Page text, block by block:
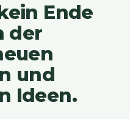
Ende
der
und
Ideen.